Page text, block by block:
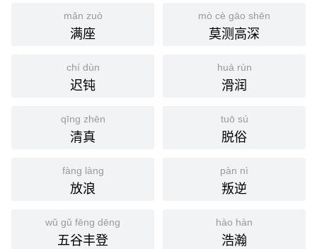
mǎn zuò
满座
mò cè gāo shēn
莫测高深
chí dùn
迟钝
huá rùn
滑润
qīng zhēn
清真
tuō sú
脱俗
fàng làng
放浪
pàn nì
叛逆
wǔ gǔ fēng dēng
五谷丰登
hào hàn
浩瀚